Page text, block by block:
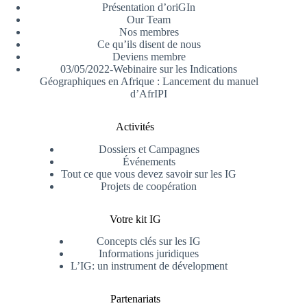
Présentation d’oriGIn
Our Team
Nos membres
Ce qu’ils disent de nous
Deviens membre
03/05/2022-Webinaire sur les Indications
Géographiques en Afrique : Lancement du manuel
d’AfrIPI
Activités
Dossiers et Campagnes
Événements
Tout ce que vous devez savoir sur les IG
Projets de coopération
Votre kit IG
Concepts clés sur les IG
Informations juridiques
L’IG: un instrument de dévelopment
Partenariats